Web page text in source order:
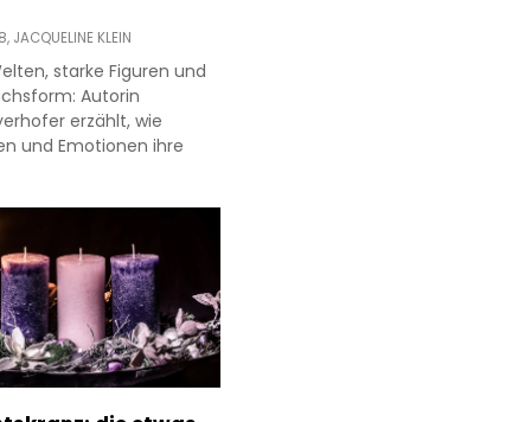
JACQUELINE KLEIN
starke Figuren und
Autorin
erzählt, wie
und Emotionen ihre